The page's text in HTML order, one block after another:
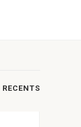
RECENTS